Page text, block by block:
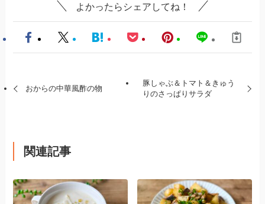
よかったらシェアしてね！
おからの中華風酢の物
豚しゃぶ＆トマト＆きゅう
りのさっぱりサラダ
関連記事